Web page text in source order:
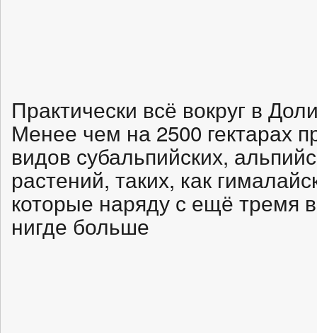
Практически всё вокруг в
Менее чем на 2500 гектарах
видов субальпийских,
растений, таких, как
которые наряду с ещё тремя
нигде больше